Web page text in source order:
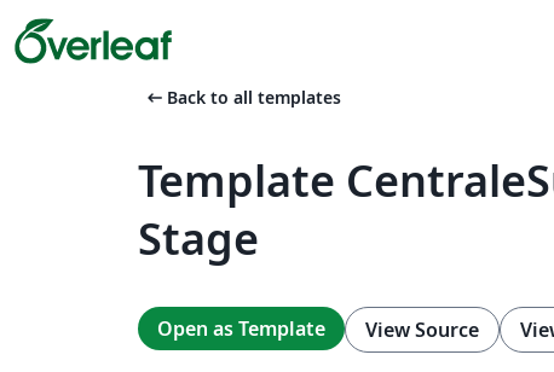
arrow_left_alt Back to all templates
Template
Stage
Open as Template View Source